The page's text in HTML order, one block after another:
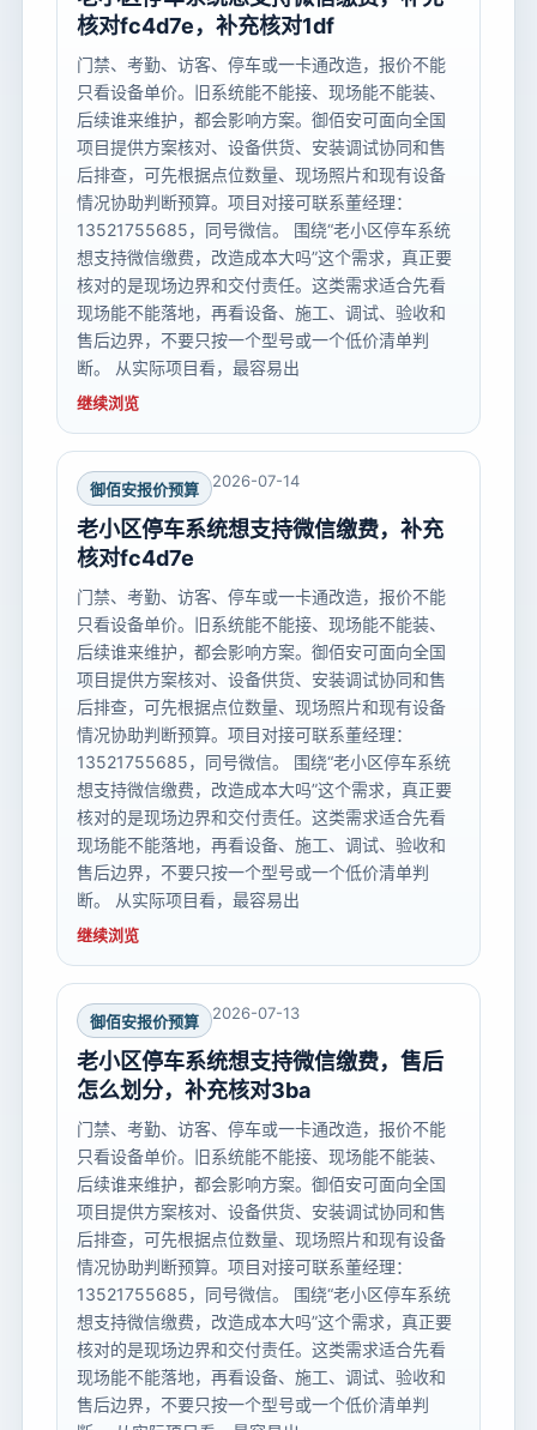
核对fc4d7e，补充核对1df
门禁、考勤、访客、停车或一卡通改造，报价不能
只看设备单价。旧系统能不能接、现场能不能装、
后续谁来维护，都会影响方案。御佰安可面向全国
项目提供方案核对、设备供货、安装调试协同和售
后排查，可先根据点位数量、现场照片和现有设备
情况协助判断预算。项目对接可联系董经理：
13521755685，同号微信。 围绕“老小区停车系统
想支持微信缴费，改造成本大吗”这个需求，真正要
核对的是现场边界和交付责任。这类需求适合先看
现场能不能落地，再看设备、施工、调试、验收和
售后边界，不要只按一个型号或一个低价清单判
断。 从实际项目看，最容易出
继续浏览
御佰安报价预算 2026-07-14
老小区停车系统想支持微信缴费，补充
核对fc4d7e
门禁、考勤、访客、停车或一卡通改造，报价不能
只看设备单价。旧系统能不能接、现场能不能装、
后续谁来维护，都会影响方案。御佰安可面向全国
项目提供方案核对、设备供货、安装调试协同和售
后排查，可先根据点位数量、现场照片和现有设备
情况协助判断预算。项目对接可联系董经理：
13521755685，同号微信。 围绕“老小区停车系统
想支持微信缴费，改造成本大吗”这个需求，真正要
核对的是现场边界和交付责任。这类需求适合先看
现场能不能落地，再看设备、施工、调试、验收和
售后边界，不要只按一个型号或一个低价清单判
断。 从实际项目看，最容易出
继续浏览
御佰安报价预算 2026-07-13
老小区停车系统想支持微信缴费，售后
怎么划分，补充核对3ba
门禁、考勤、访客、停车或一卡通改造，报价不能
只看设备单价。旧系统能不能接、现场能不能装、
后续谁来维护，都会影响方案。御佰安可面向全国
项目提供方案核对、设备供货、安装调试协同和售
后排查，可先根据点位数量、现场照片和现有设备
情况协助判断预算。项目对接可联系董经理：
13521755685，同号微信。 围绕“老小区停车系统
想支持微信缴费，改造成本大吗”这个需求，真正要
核对的是现场边界和交付责任。这类需求适合先看
现场能不能落地，再看设备、施工、调试、验收和
售后边界，不要只按一个型号或一个低价清单判